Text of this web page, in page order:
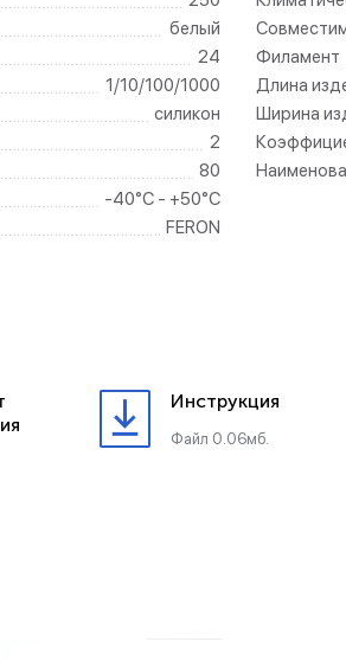
белый
24
1/10/100/1000
силикон
2
80
-40°C - +50°C
FERON
Филамент
Длина
Ширина
Инструкция
Файл 0.06мб.